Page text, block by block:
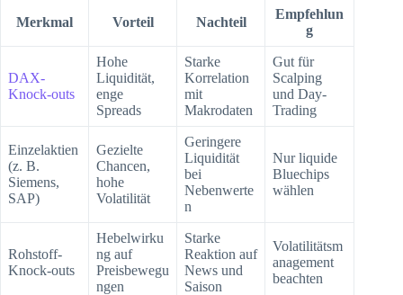
Merkmal Vorteil Nachteil
Empfehlun
g
DAX-
Knock-outs
Hohe
Liquidität,
enge
Spreads
Starke
Korrelation
mit
Makrodaten
Gut für
Scalping
und Day-
Trading
Einzelaktien
(z. B.
Siemens,
SAP)
Gezielte
Chancen,
hohe
Volatilität
Geringere
Liquidität
bei
Nebenwerte
n
Nur liquide
Bluechips
wählen
Rohstoff-
Knock-outs
Hebelwirku
ng auf
Preisbewegu
ngen
Starke
Reaktion auf
News und
Saison
Volatilitätsm
anagement
beachten